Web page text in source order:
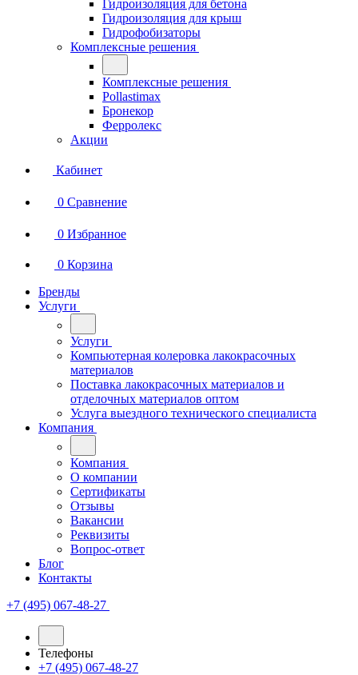
Гидроизоляция для бетона
Гидроизоляция для крыш
Гидрофобизаторы
Комплексные решения
Комплексные решения
Pollastimax
Бронекор
Ферролекс
Акции
Кабинет
0 Сравнение
0 Избранное
0 Корзина
Бренды
Услуги
Услуги
Компьютерная колеровка лакокрасочных
материалов
Поставка лакокрасочных материалов и
отделочных материалов оптом
Услуга выездного технического специалиста
Компания
Компания
О компании
Сертификаты
Отзывы
Вакансии
Реквизиты
Вопрос-ответ
Блог
Контакты
+7 (495) 067-48-27
Телефоны
+7 (495) 067-48-27